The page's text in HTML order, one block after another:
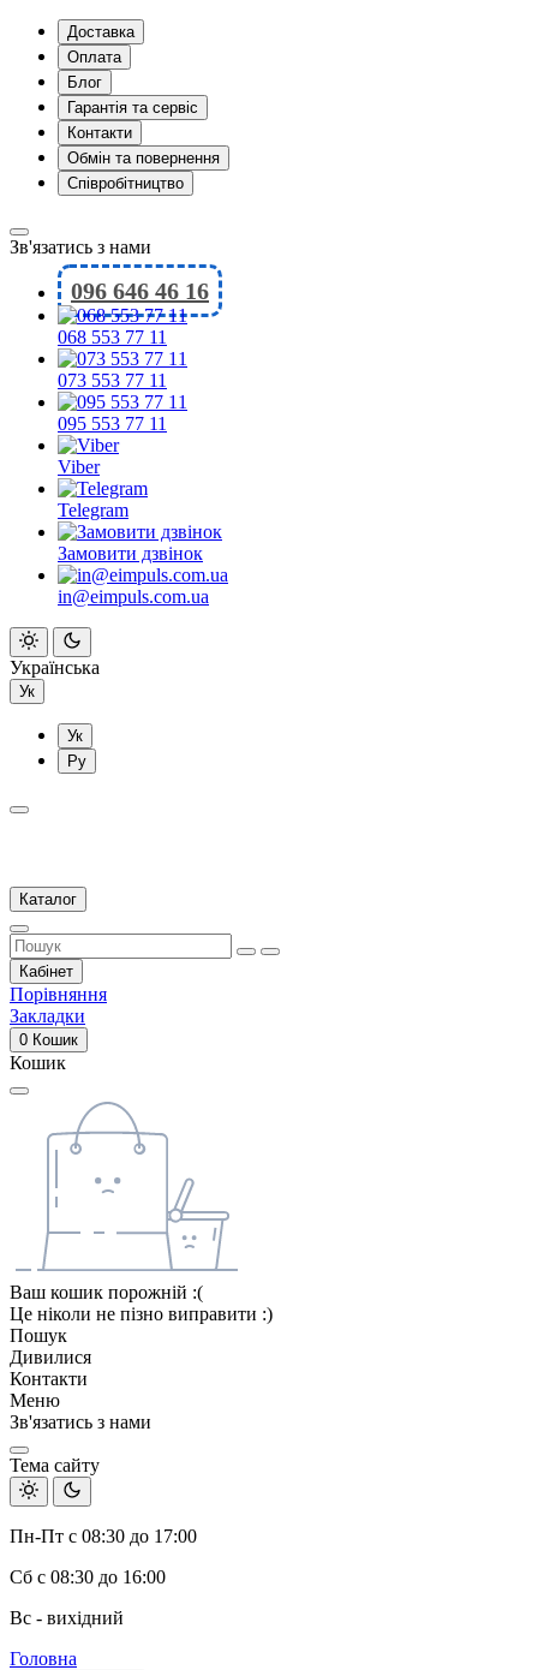
Доставка
Оплата
Блог
Гарантія та сервіс
Контакти
Обмін та повернення
Співробітництво
Зв'язатись з нами
096 646 46 16
068 553 77 11
073 553 77 11
095 553 77 11
Viber
Telegram
Замовити дзвінок
in@eimpuls.com.ua
Українська
Ук
Ук
Ру
Каталог
Кабінет
Порівняння
Закладки
0 Кошик
Кошик
Ваш кошик порожній :(
Це ніколи не пізно виправити :)
Пошук
Дивилися
Контакти
Меню
Зв'язатись з нами
Тема сайту
Пн-Пт с 08:30 до 17:00
Сб с 08:30 до 16:00
Вс - вихідний
Головна